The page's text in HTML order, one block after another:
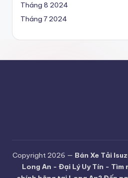
Is
u
z
u
h
ín
Tháng 8 2024
Tháng 7 2024
Copyright 2026 — Bán Xe Tải
Long An - Đại Lý Uy Tín - Tìm